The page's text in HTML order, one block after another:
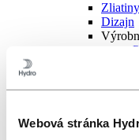
Webová stránka
Dizajn